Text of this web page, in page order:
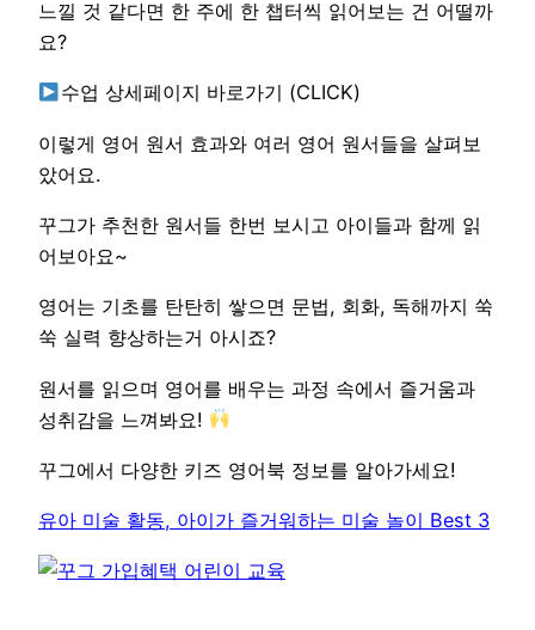
느낄 것 같다면 한 주에 한 챕터씩 읽어보는 건 어떨까
요?
수업 상세페이지 바로가기 (CLICK)
이렇게 영어 원서 효과와 여러 영어 원서들을 살펴보
았어요.
꾸그가 추천한 원서들 한번 보시고 아이들과 함께 읽
어보아요~
영어는 기초를 탄탄히 쌓으면 문법, 회화, 독해까지 쑥
쑥 실력 향상하는거 아시죠?
원서를 읽으며 영어를 배우는 과정 속에서 즐거움과
성취감을 느껴봐요!
꾸그에서 다양한 키즈 영어북 정보를 알아가세요!
유아 미술 활동, 아이가 즐거워하는 미술 놀이 Best 3